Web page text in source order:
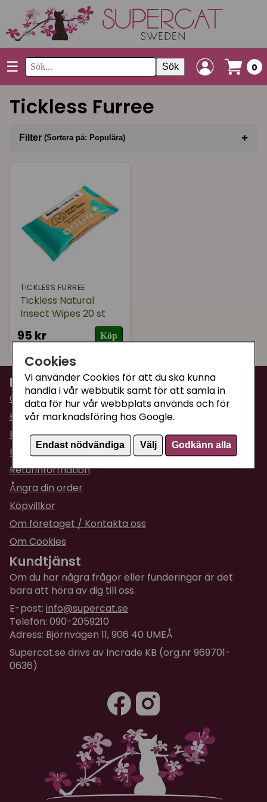
Cookies
Vi använder Cookies för att du ska kunna
handla i vår webbutik samt för att samla in
data för hur vår webbplats används och för
vår marknadsföring hos Google.
Endast nödvändiga Välj Godkänn alla
☰ Sök 0
Tickless Furree
Filter (Sortera på: Populära) +
TICKLESS FURREE
Tickless Natural
Insect Wipes 20 st
95 kr Köp
Information
Om Supercat
Kattguiden
Butiken i Umeå
Fraktpriser & leveranser
Returinformation
Ångra din order
Köpvillkor
Om företaget / Kontakta oss
Om Cookies
Kundtjänst
Om du har några frågor eller funderingar är det
bara att höra av dig till oss.
E-post: info@supercat.se
Telefon: 090-2059210
Adress: Björnvägen 11, 906 40 UMEÅ
Supercat.se drivs av Incrade KB (org.nr 969701-
0636)